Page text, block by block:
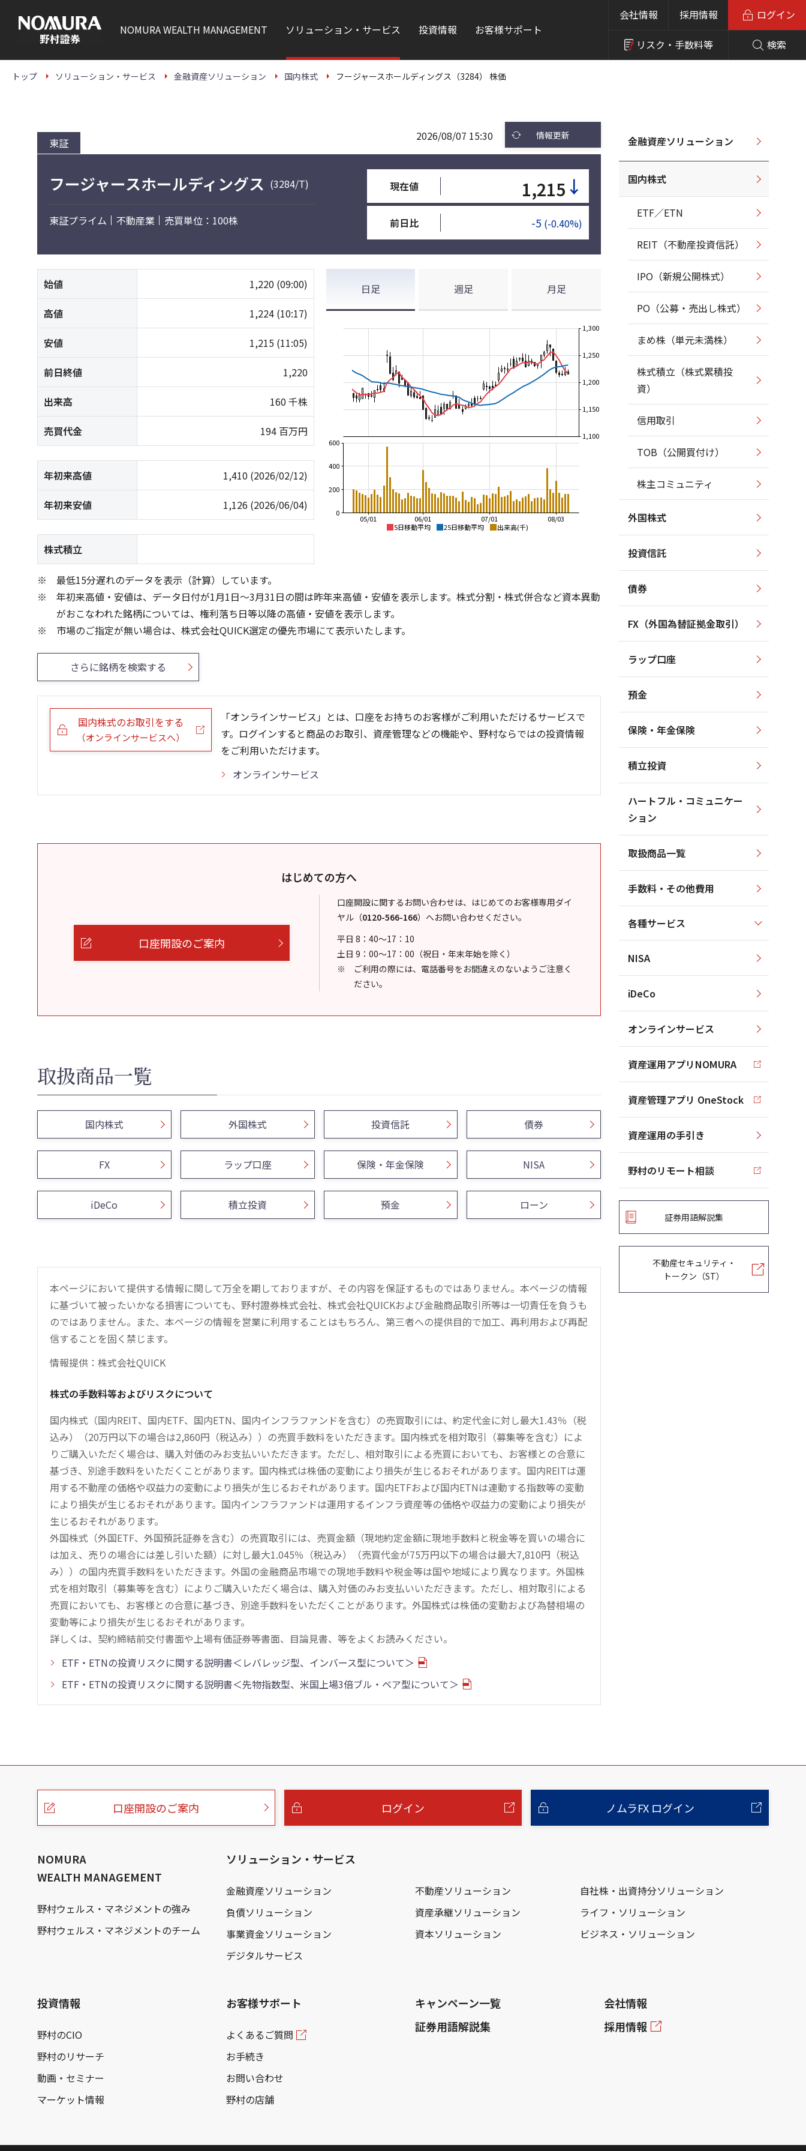
本
NOMURAWEALTH MANAGEMENT ソリューション・サービス 投資情報 お客様サポート
会社情報 採用情報
リスク・ 手数料等 検索
ログイン
トップ ソリューション・サービス 金融資産ソリューション 国内株式 フージャースホールディングス（3284） 株価
東証 2026/08/07 15:30 情報更新
フージャースホールディングス (3284/T)
東証プライム 不動産業 売買単位：100株
現在値 1,215 ↓
前日比 -5 (-0.40%)
始値 1,220 (09:00)
高値 1,224 (10:17)
安値 1,215 (11:05)
前日終値 1,220
出来高 160 千株
売買代金 194 百万円
年初来高値 1,410 (2026/02/12)
年初来安値 1,126 (2026/06/04)
株式積立
日足 週足 月足
5日移動平均 25日移動平均 出来高(千)
08/03
07/01
06/01
05/01
1,100
1,150
1,200
1,250
1,300
0
200
400
600
1,200
0
200
0
200
最低15分遅れのデータを表示（計算）しています。
年初来高値・安値は、データ日付が1月1日～3月31日の間は昨年来高値・安値を表示します。株式分割・株式併合など資本異動
がおこなわれた銘柄については、権利落ち日等以降の高値・安値を表示します。
市場のご指定が無い場合は、株式会社QUICK選定の優先市場にて表示いたします。
さらに銘柄を検索する
国内株式のお取引をする
（オンラインサービスへ）
「オンラインサービス」とは、口座をお持ちのお客様がご利用いただけるサービスで
す。ログインすると商品のお取引、資産管理などの機能や、野村ならではの投資情報
をご利用いただけます。
オンラインサービス
はじめての方へ
口座開設のご案内
口座開設に関するお問い合わせは、はじめてのお客様専用ダイ
ヤル （0120-566-166） へお問い合わせください。
平日 8：40～17：10
土日 9：00～17：00（祝日・年末年始を除く）
ご利用の際には、電話番号をお間違えのないようご注意く
ださい。
取扱商品一覧
国内株式 外国株式 投資信託 債券
FX ラップ口座 保険・年金保険 NISA
iDeCo 積立投資 預金 ローン
本ページにおいて提供する情報に関して万全を期しておりますが、その内容を保証するものではありません。本ページの情報
に基づいて被ったいかなる損害についても、野村證券株式会社、株式会社QUICKおよび金融商品取引所等は一切責任を負うも
のではありません。また、本ページの情報を営業に利用することはもちろん、第三者への提供目的で加工、再利用および再配
信することを固く禁じます。
情報提供：株式会社QUICK
株式の手数料等およびリスクについて
国内株式（国内REIT、国内ETF、国内ETN、国内インフラファンドを含む）の売買取引には、約定代金に対し最大1.43％（税
込み）（20万円以下の場合は2,860円（税込み））の売買手数料をいただきます。国内株式を相対取引（募集等を含む）によ
りご購入いただく場合は、購入対価のみお支払いいただきます。ただし、相対取引による売買においても、お客様との合意に
基づき、別途手数料をいただくことがあります。国内株式は株価の変動により損失が生じるおそれがあります。国内REITは運
用する不動産の価格や収益力の変動により損失が生じるおそれがあります。国内ETFおよび国内ETNは連動する指数等の変動
により損失が生じるおそれがあります。国内インフラファンドは運用するインフラ資産等の価格や収益力の変動により損失が
生じるおそれがあります。
外国株式（外国ETF、外国預託証券を含む）の売買取引には、売買金額（現地約定金額に現地手数料と税金等を買いの場合に
は加え、売りの場合には差し引いた額）に対し最大1.045％（税込み）（売買代金が75万円以下の場合は最大7,810円（税込
み））の国内売買手数料をいただきます。外国の金融商品市場での現地手数料や税金等は国や地域により異なります。外国株
式を相対取引（募集等を含む）によりご購入いただく場合は、購入対価のみお支払いいただきます。ただし、相対取引による
売買においても、お客様との合意に基づき、別途手数料をいただくことがあります。外国株式は株価の変動および為替相場の
変動等により損失が生じるおそれがあります。
詳しくは、契約締結前交付書面や上場有価証券等書面、目論見書、等をよくお読みください。
ETF・ETNの投資リスクに関する説明書＜レバレッジ型、インバース型について＞
ETF・ETNの投資リスクに関する説明書＜先物指数型、米国上場3倍ブル・ベア型について＞
金融資産ソリューション
国内株式
ETF／ETN
REIT（不動産投資信託）
IPO（新規公開株式）
PO（公募・売出し株式）
まめ株（単元未満株）
株式積立（株式累積投
資）
信用取引
TOB（公開買付け）
株主コミュニティ
外国株式
投資信託
債券
FX（外国為替証拠金取引）
ラップ口座
預金
保険・年金保険
積立投資
ハートフル・コミュニケー
ション
取扱商品一覧
手数料・その他費用
各種サービス
NISA
iDeCo
オンラインサービス
資産運用アプリNOMURA
資産管理アプリ OneStock
資産運用の手引き
野村のリモート相談
証券用語解説集
不動産セキュリティ・
トークン（ST）
こ
口座開設のご案内 ログイン ノムラFX ログイン
NOMURA
WEALTH MANAGEMENT
野村ウェルス・マネジメントの強み
野村ウェルス・マネジメントのチーム
ソリューション・サービス
金融資産ソリューション 不動産ソリューション
自社株・出資持分ソリューション
負債ソリューション
資産承継ソリューション
ライフ・ソリューション
事業資金ソリューション
資本ソリューション
ビジネス・ソリューション
デジタルサービス
投資情報
野村のCIO
野村のリサーチ
動画・セミナー
マーケット情報
お客様サポート
よくあるご質問
お手続き
お問い合わせ
野村の店舗
キャンペーン一覧
証券用語解説集
会社情報
採用情報